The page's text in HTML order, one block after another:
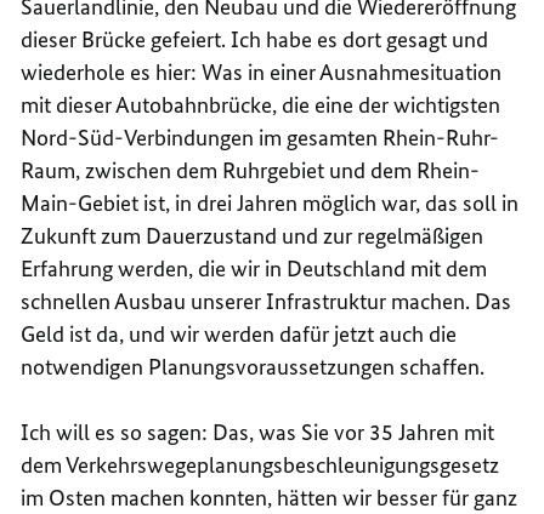
Sauerlandlinie, den Neubau und die Wiedereröffnung
dieser Brücke gefeiert. Ich habe es dort gesagt und
wiederhole es hier: Was in einer Ausnahmesituation
mit dieser Autobahnbrücke, die eine der wichtigsten
Nord-Süd-Verbindungen im gesamten Rhein-Ruhr-
Raum, zwischen dem Ruhrgebiet und dem Rhein-
Main-Gebiet ist, in drei Jahren möglich war, das soll in
Zukunft zum Dauerzustand und zur regelmäßigen
Erfahrung werden, die wir in Deutschland mit dem
schnellen Ausbau unserer Infrastruktur machen. Das
Geld ist da, und wir werden dafür jetzt auch die
notwendigen Planungsvoraussetzungen schaffen.
Ich will es so sagen: Das, was Sie vor 35 Jahren mit
dem Verkehrswegeplanungsbeschleunigungsgesetz
im Osten machen konnten, hätten wir besser für ganz